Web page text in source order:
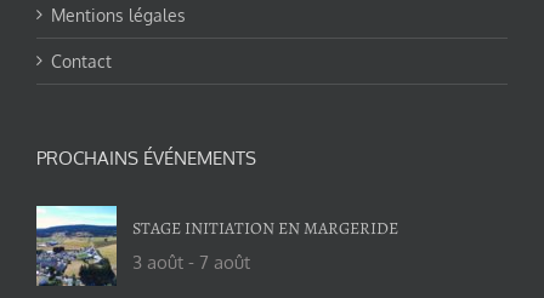
Mentions légales
Contact
PROCHAINS ÉVÉNEMENTS
STAGE INITIATION EN MARGERIDE
3 août - 7 août